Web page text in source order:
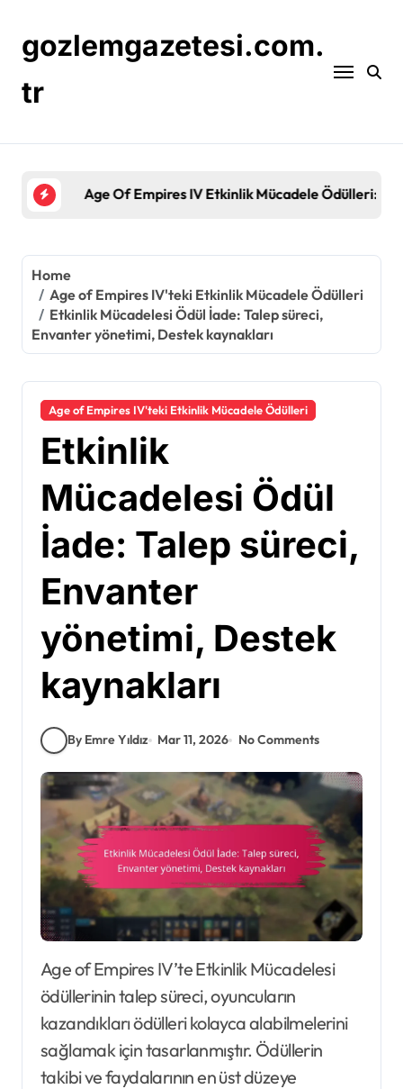
contentgozlemgazetesi.com.
tr
Age Of Empires IV Etkinlik Mücadele Ödülleri:
Home
Age of Empires IV'teki Etkinlik Mücadele Ödülleri
Etkinlik Mücadelesi Ödül İade: Talep süreci,
Envanter yönetimi, Destek kaynakları
Age of Empires IV'teki Etkinlik Mücadele Ödülleri
Etkinlik
Mücadelesi Ödül
İade: Talep süreci,
Envanter
yönetimi, Destek
kaynakları
By Emre Yıldız Mar 11, 2026 No Comments
Age of Empires IV’te Etkinlik Mücadelesi
ödüllerinin talep süreci, oyuncuların
kazandıkları ödülleri kolayca alabilmelerini
sağlamak için tasarlanmıştır. Ödüllerin
takibi ve faydalarının en üst düzeye